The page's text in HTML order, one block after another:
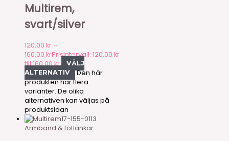
Multirem,
svart/silver
120,00 kr –
160,00 krPrisintervall: 120,00 kr
till 160,00 kr
VÄLJ
ALTERNATIV
Den här
produkten har flera
varianter. De olika
alternativen kan väljas på
produktsidan
17-155-0113
Armband & fotlänkar